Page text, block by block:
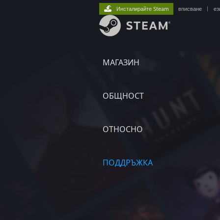
МАГАЗИН
ОБЩНОСТ
ОТНОСНО
ПОДДРЪЖКА
Инсталирайте Steam вписване